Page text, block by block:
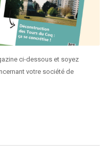
ci-dessous et soyez
votre société de